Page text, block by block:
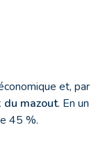
et, par
du mazout. En un
45 %.